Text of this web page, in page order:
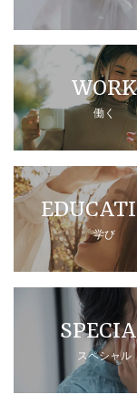
WORK
働く
学び
スペシャル